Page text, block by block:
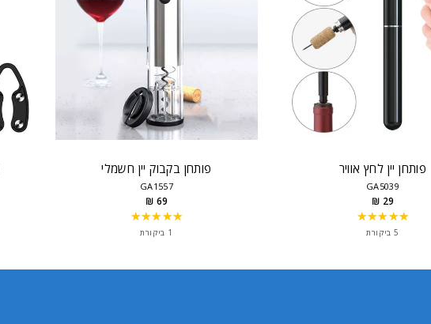
פותחן בקבוק יין חשמלי
GA1557
69 ₪
★★★★★
of
1 ביקורת
פותחן יין לחץ אוויר
GA5039
29 ₪
★★★★★
of
5 ביקורת